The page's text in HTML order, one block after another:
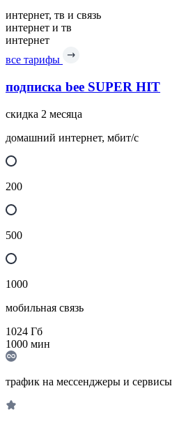
интернет, тв и связь
интернет и тв
интернет
все тарифы
подписка bee SUPER HIT
скидка 2 месяца
домашний интернет, мбит/с
200
500
1000
мобильная связь
1024 Гб
1000 мин
трафик на мессенджеры и сервисы